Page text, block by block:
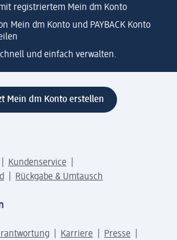
registriertem Mein dm Konto
Mein dm Konto und PAYBACK Konto
und einfach verwalten.
Mein dm Konto erstellen
Kundenservice
Rückgabe & Umtausch
Karriere
Presse